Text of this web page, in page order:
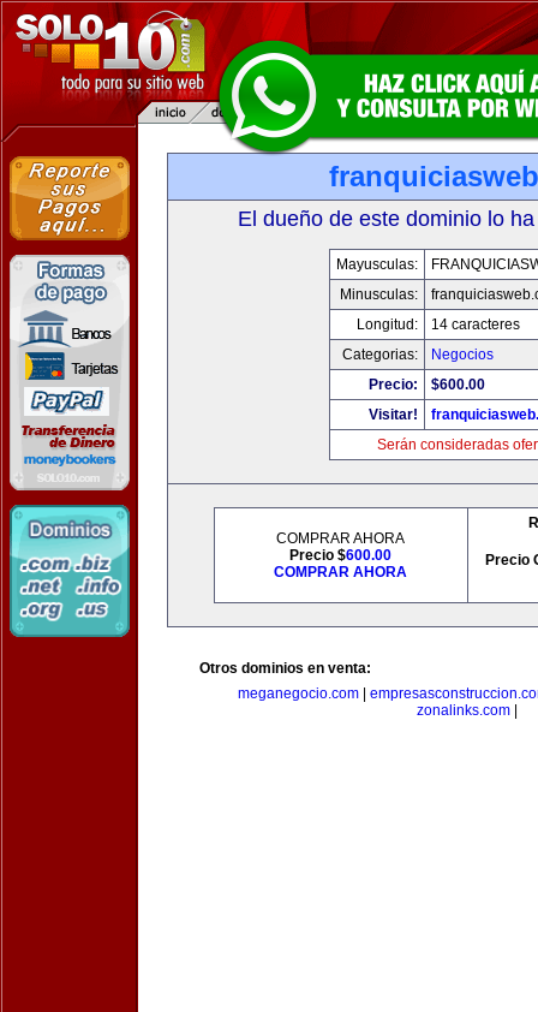
El dueño de este dominio lo
Mayusculas:
Minusculas:
Longitud:
14 caracteres
Categorias:
Negocios
Precio:
$600.00
Visitar!
Serán consideradas
COMPRAR AHORA
Precio $600.00
COMPRAR AHORA
Precio
Otros dominios en venta:
meganegocio.com|
zonalinks.com